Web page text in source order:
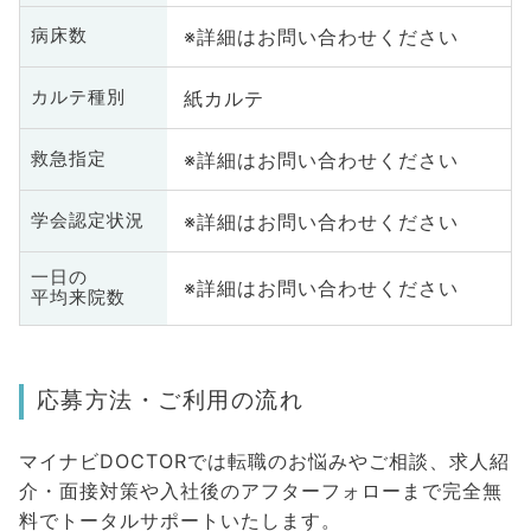
病床数 ※詳細はお問い合わせください
カルテ種別 紙カルテ
救急指定 ※詳細はお問い合わせください
学会認定状況 ※詳細はお問い合わせください
一日の
平均来院数
※詳細はお問い合わせください
応募方法・ご利用の流れ
マイナビDOCTORでは転職のお悩みやご相談、求人紹
介・面接対策や入社後のアフターフォローまで完全無
料でトータルサポートいたします。